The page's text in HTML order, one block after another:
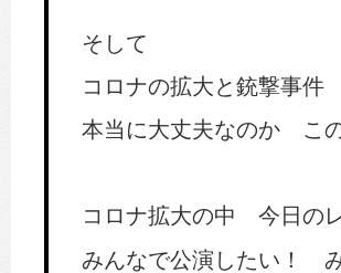
そして
コロナの拡大と銃撃事件
本当に大丈夫なのか こ
コロナ拡大の中 今日の
みんなで公演したい！